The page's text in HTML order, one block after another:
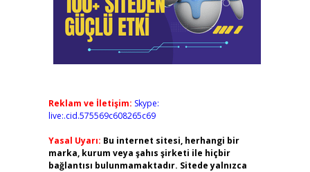
Reklam ve İletişim: Skype:
live:.cid.575569c608265c69
Yasal Uyarı: Bu internet sitesi, herhangi bir
marka, kurum veya şahıs şirketi ile hiçbir
bağlantısı bulunmamaktadır. Sitede yalnızca